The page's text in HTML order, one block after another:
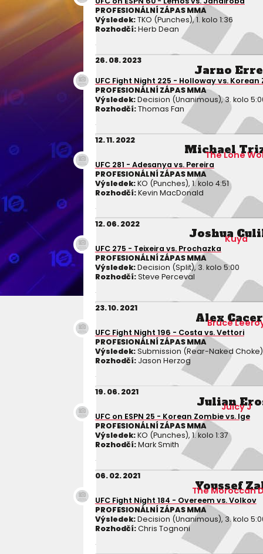
PROFESIONÁLNÍ ZÁPAS MMA
Výsledek:TKO (Punches), 1. kolo 1:36
Rozhodčí:Herb Dean
26. 08. 2023
Jarno
UFC Fight Night 225 - Holloway vs. Korean
PROFESIONÁLNÍ ZÁPAS MMA
Výsledek:Decision (Unanimous), 3. kolo
Rozhodčí:Thomas Fan
12. 11. 2022
Michael
The Lone
UFC 281 - Adesanya vs. Pereira
PROFESIONÁLNÍ ZÁPAS MMA
Výsledek:KO (Punches), 1. kolo 4:51
Rozhodčí:Kevin MacDonald
12. 06. 2022
JoshuaKuya
UFC 275 - Teixeira vs. Prochazka
PROFESIONÁLNÍ ZÁPAS MMA
Výsledek:Decision (Split), 3. kolo 5:00
Rozhodčí:Steve Perceval
23. 10. 2021
Alex
Bruce
UFC Fight Night 196 - Costa vs. Vettori
PROFESIONÁLNÍ ZÁPAS MMA
Výsledek:Submission (Rear-Naked Choke),
Rozhodčí:Jason Herzog
19. 06. 2021
JulianJuicy J
UFC on ESPN 25 - Korean Zombie vs. Ige
PROFESIONÁLNÍ ZÁPAS MMA
Výsledek:KO (Punches), 1. kolo 1:37
Rozhodčí:Mark Smith
06. 02. 2021
Youssef
The Moroccan
UFC Fight Night 184 - Overeem vs. Volkov
PROFESIONÁLNÍ ZÁPAS MMA
Výsledek:Decision (Unanimous), 3. kolo
Rozhodčí:Chris Tognoni